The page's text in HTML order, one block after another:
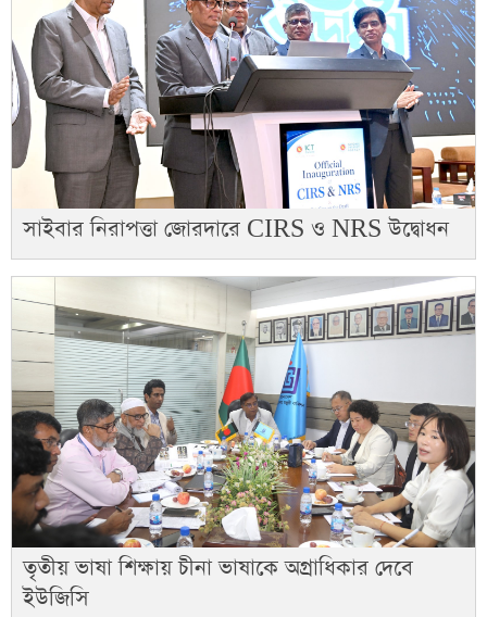
সাইবার নিরাপত্তা জোরদারে CIRS ও NRS উদ্বোধন
তৃতীয় ভাষা শিক্ষায় চীনা ভাষাকে অগ্রাধিকার দেবে
ইউজিসি